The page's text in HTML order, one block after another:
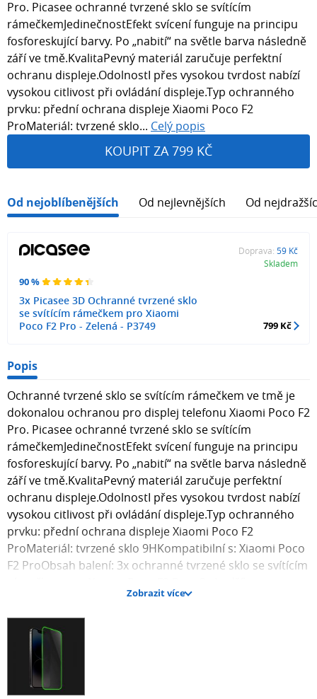
Pro. Picasee ochranné tvrzené sklo se svítícím
rámečkemJedinečnostEfekt svícení funguje na principu
fosforeskující barvy. Po „nabití“ na světle barva následně
září ve tmě.KvalitaPevný materiál zaručuje perfektní
ochranu displeje.OdolnostI přes vysokou tvrdost nabízí
vysokou citlivost při ovládání displeje.Typ ochranného
prvku: přední ochrana displeje Xiaomi Poco F2
ProMateriál: tvrzené sklo... Celý popis
KOUPIT ZA 799 KČ
Od nejoblíbenějších Od nejlevnějších Od
90 %
3x Picasee 3D Ochranné tvrzené sklo
se svítícím rámečkem pro Xiaomi
Poco F2 Pro - Zelená - P3749
Doprava: 59 Kč
Skladem
799 Kč
Popis
Ochranné tvrzené sklo se svítícím rámečkem ve tmě je
dokonalou ochranou pro displej telefonu Xiaomi Poco F2
Pro. Picasee ochranné tvrzené sklo se svítícím
rámečkemJedinečnostEfekt svícení funguje na principu
fosforeskující barvy. Po „nabití“ na světle barva následně
září ve tmě.KvalitaPevný materiál zaručuje perfektní
ochranu displeje.OdolnostI přes vysokou tvrdost nabízí
vysokou citlivost při ovládání displeje.Typ ochranného
prvku: přední ochrana displeje Xiaomi Poco F2
ProMateriál: tvrzené sklo 9HKompatibilní s: Xiaomi Poco
F2 ProObsah balení: 3x ochranné tvrzené sklo se svítícím
aplikaci skla na displej telefonu. Fotografie skla mohou
být ilustrativní.
Zobrazit více